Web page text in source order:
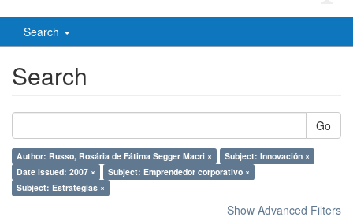
Search
Search
Go
Author: Russo, Rosária de Fátima Segger Macri ×
Subject: Innovación ×
Date issued: 2007 ×
Subject: Emprendedor corporativo ×
Subject: Estrategias ×
Show Advanced Filters